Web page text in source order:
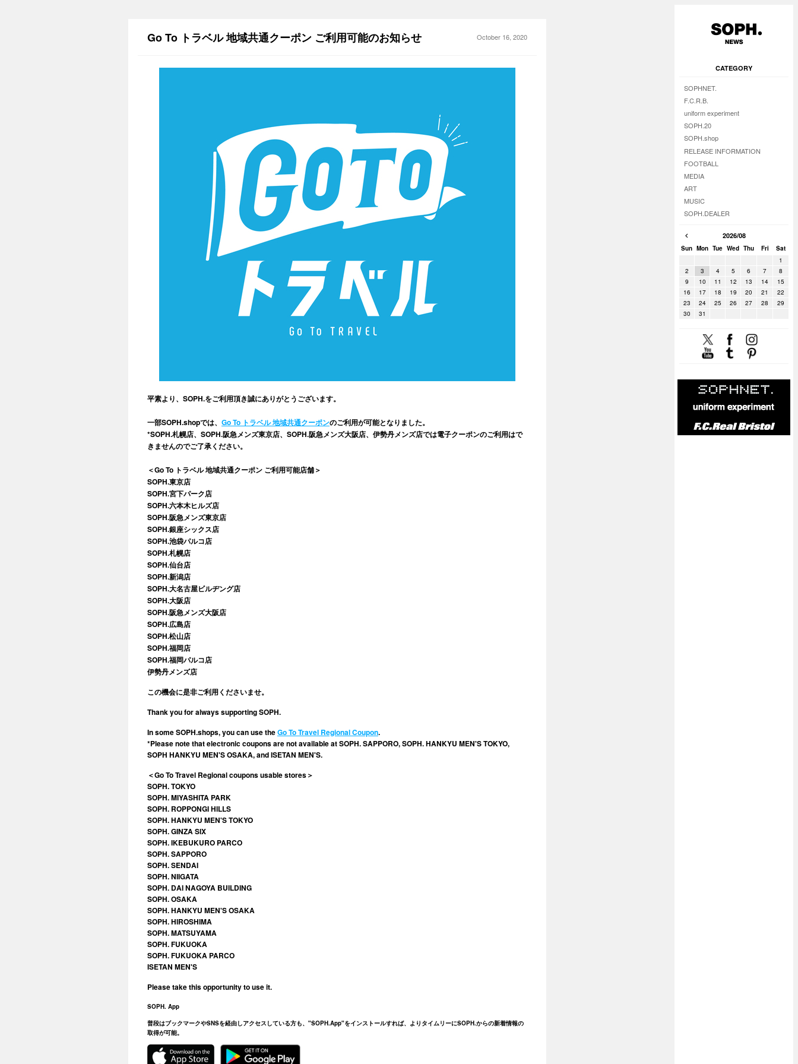
Go To トラベル 地域共通クーポン ご利用可能のお知らせ October 16, 2020
平素より、SOPH.をご利用頂き誠にありがとうございます。
一部SOPH.shopでは、 Go To トラベル 地域共通クーポンのご利用が可能となりました。
*SOPH.札幌店、SOPH.阪急メンズ東京店、SOPH.阪急メンズ大阪店、伊勢丹メンズ店では電子クーポンのご利用はで
きませんのでご了承ください。
＜Go To トラベル 地域共通クーポン ご利用可能店舗＞
SOPH.東京店
SOPH.宮下パーク店
SOPH.六本木ヒルズ店
SOPH.阪急メンズ東京店
SOPH.銀座シックス店
SOPH.池袋パルコ店
SOPH.札幌店
SOPH.仙台店
SOPH.新潟店
SOPH.大名古屋ビルヂング店
SOPH.大阪店
SOPH.阪急メンズ大阪店
SOPH.広島店
SOPH.松山店
SOPH.福岡店
SOPH.福岡パルコ店
伊勢丹メンズ店
この機会に是非ご利用くださいませ。
Thank you for always supporting SOPH.
In some SOPH.shops, you can use theGo To Travel Regional Coupon.
*Please note that electronic coupons are not available at SOPH. SAPPORO, SOPH. HANKYU MEN'S TOKYO,
SOPH HANKYU MEN'S OSAKA, and ISETAN MEN'S.
＜Go To Travel Regional coupons usable stores＞
SOPH. TOKYO
SOPH. MIYASHITA PARK
SOPH. ROPPONGI HILLS
SOPH. HANKYU MEN'S TOKYO
SOPH. GINZA SIX
SOPH. IKEBUKURO PARCO
SOPH. SAPPORO
SOPH. SENDAI
SOPH. NIIGATA
SOPH. DAI NAGOYA BUILDING
SOPH. OSAKA
SOPH. HANKYU MEN'S OSAKA
SOPH. HIROSHIMA
SOPH. MATSUYAMA
SOPH. FUKUOKA
SOPH. FUKUOKA PARCO
ISETAN MEN'S
Please take this opportunity to use it.
SOPH. App
普段はブックマークやSNSを経由しアクセスしている方も、"SOPH.App"をインストールすれば、よりタイムリーにSOPH.からの新着情報の
取得が可能。
CATEGORY
SOPHNET.
F.C.R.B.
uniform experiment
SOPH.20
SOPH.shop
RELEASE INFORMATION
FOOTBALL
MEDIA
ART
MUSIC
SOPH.DEALER
2026/08
Sun Mon Tue Wed Thu Fri
Sat
1
2
3 4 5 6 7
8
9
10 11 12 13 14
15
16
17 18 19 20 21
22
23
24 25 26 27 28
29
30
31